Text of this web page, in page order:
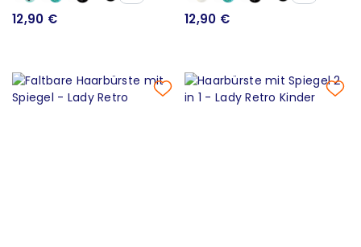
12,90 € 12,90 €